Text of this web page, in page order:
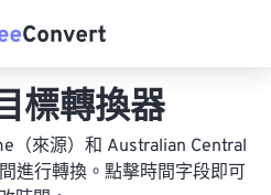
標轉換器
（來源）和 Australian Central
進行轉換。點擊時間字段即可